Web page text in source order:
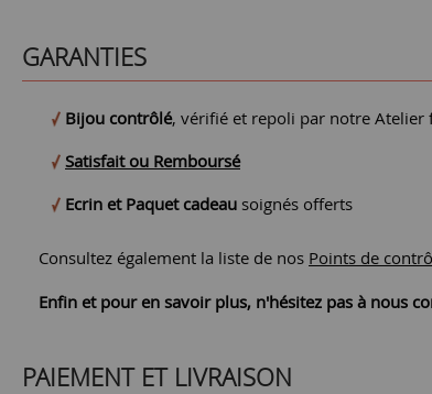
GARANTIES
Bijou contrôlé, vérifié et repoli par notre Atelier
Satisfait ou Remboursé
Ecrin et Paquet cadeau soignés offerts
Consultez également la liste de nos Points de
Enfin et pour en savoir plus, n'hésitez pas à nous
PAIEMENT ET LIVRAISON